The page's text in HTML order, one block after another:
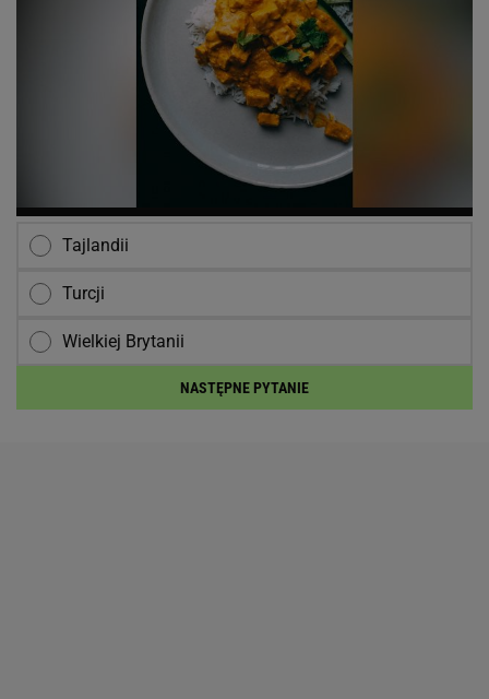
Tajlandii
Turcji
Wielkiej Brytanii
NASTĘPNE PYTANIE